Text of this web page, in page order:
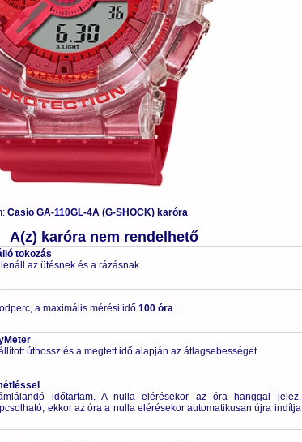
Casio GA-110GL-4A (G-SHOCK) karóra
A(z) karóra nem rendelhető
tokozás
az ütésnek és a rázásnak.
a maximális mérési idő 100 óra .
úthossz és a megtett idő alapján az átlagsebességet.
időtartam. A nulla elérésekor az óra hanggal jelez.
ekkor az óra a nulla elérésekor automatikusan újra indítja